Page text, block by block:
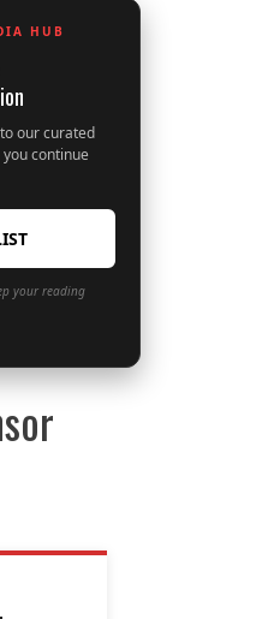
HUB
our curated
continue
your reading